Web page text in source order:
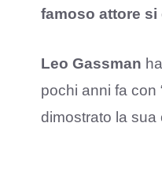
famoso attore
Leo Gassman
pochi anni fa con
dimostrato la sua